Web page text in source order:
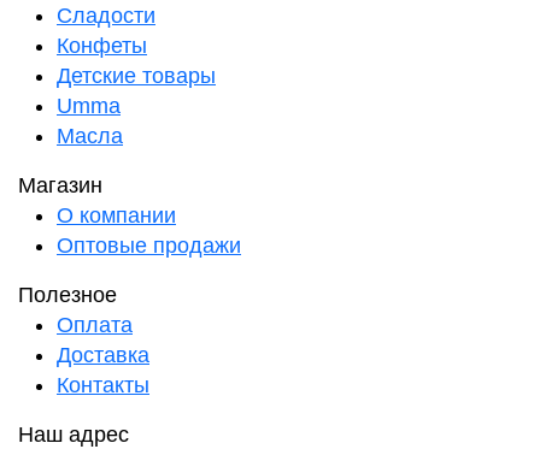
Сладости
Конфеты
Детские товары
Umma
Масла
Магазин
О компании
Оптовые продажи
Полезное
Оплата
Доставка
Контакты
Наш адрес